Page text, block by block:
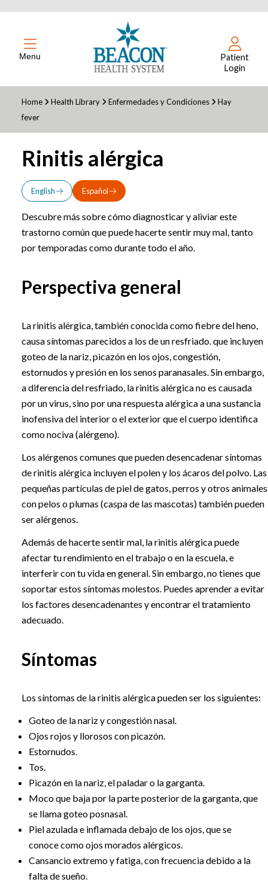
Menu
Patient
Login
Home Health Library Enfermedades y Condiciones
Hay
fever
Rinitis alérgica
English Español
Descubre más sobre cómo diagnosticar y aliviar este
trastorno común que puede hacerte sentir muy mal, tanto
por temporadas como durante todo el año.
Perspectiva general
La rinitis alérgica, también conocida como fiebre del heno,
causa síntomas parecidos a los de un resfriado. que incluyen
goteo de la nariz, picazón en los ojos, congestión,
estornudos y presión en los senos paranasales. Sin embargo,
a diferencia del resfriado, la rinitis alérgica no es causada
por un virus, sino por una respuesta alérgica a una sustancia
inofensiva del interior o el exterior que el cuerpo identifica
como nociva (alérgeno).
Los alérgenos comunes que pueden desencadenar síntomas
de rinitis alérgica incluyen el polen y los ácaros del polvo. Las
pequeñas partículas de piel de gatos, perros y otros animales
con pelos o plumas (caspa de las mascotas) también pueden
ser alérgenos.
Además de hacerte sentir mal, la rinitis alérgica puede
afectar tu rendimiento en el trabajo o en la escuela, e
interferir con tu vida en general. Sin embargo, no tienes que
soportar estos síntomas molestos. Puedes aprender a evitar
los factores desencadenantes y encontrar el tratamiento
adecuado.
Síntomas
Los síntomas de la rinitis alérgica pueden ser los siguientes:
Goteo de la nariz y congestión nasal.
Ojos rojos y llorosos con picazón.
Estornudos.
Tos.
Picazón en la nariz, el paladar o la garganta.
Moco que baja por la parte posterior de la garganta, que
se llama goteo posnasal.
Piel azulada e inflamada debajo de los ojos, que se
conoce como ojos morados alérgicos.
Cansancio extremo y fatiga, con frecuencia debido a la
falta de sueño.